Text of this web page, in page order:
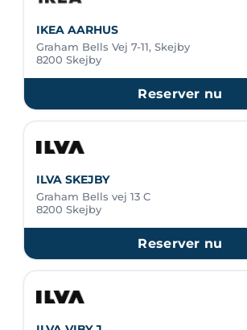
IKEA AARHUS
Graham Bells Vej 7-11, Skejby
8200 Skejby
Reserver nu
ILVA SKEJBY
Graham Bells vej 13 C
8200 Skejby
Reserver nu